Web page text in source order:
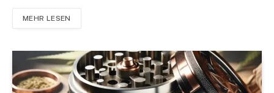
MEHR LESEN